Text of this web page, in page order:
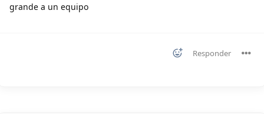
grande a un equipo
Responder